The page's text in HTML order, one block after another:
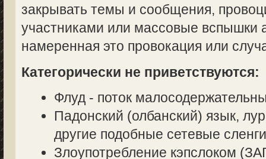
закрывать темы и сообщения,
участниками или массовые вспышки
намеренная это провокация или
Категорически не приветствуются:
Флуд - поток
Падонский (олбанский) язык,
другие подобные сетевые
Злоупотребление кэпслоком